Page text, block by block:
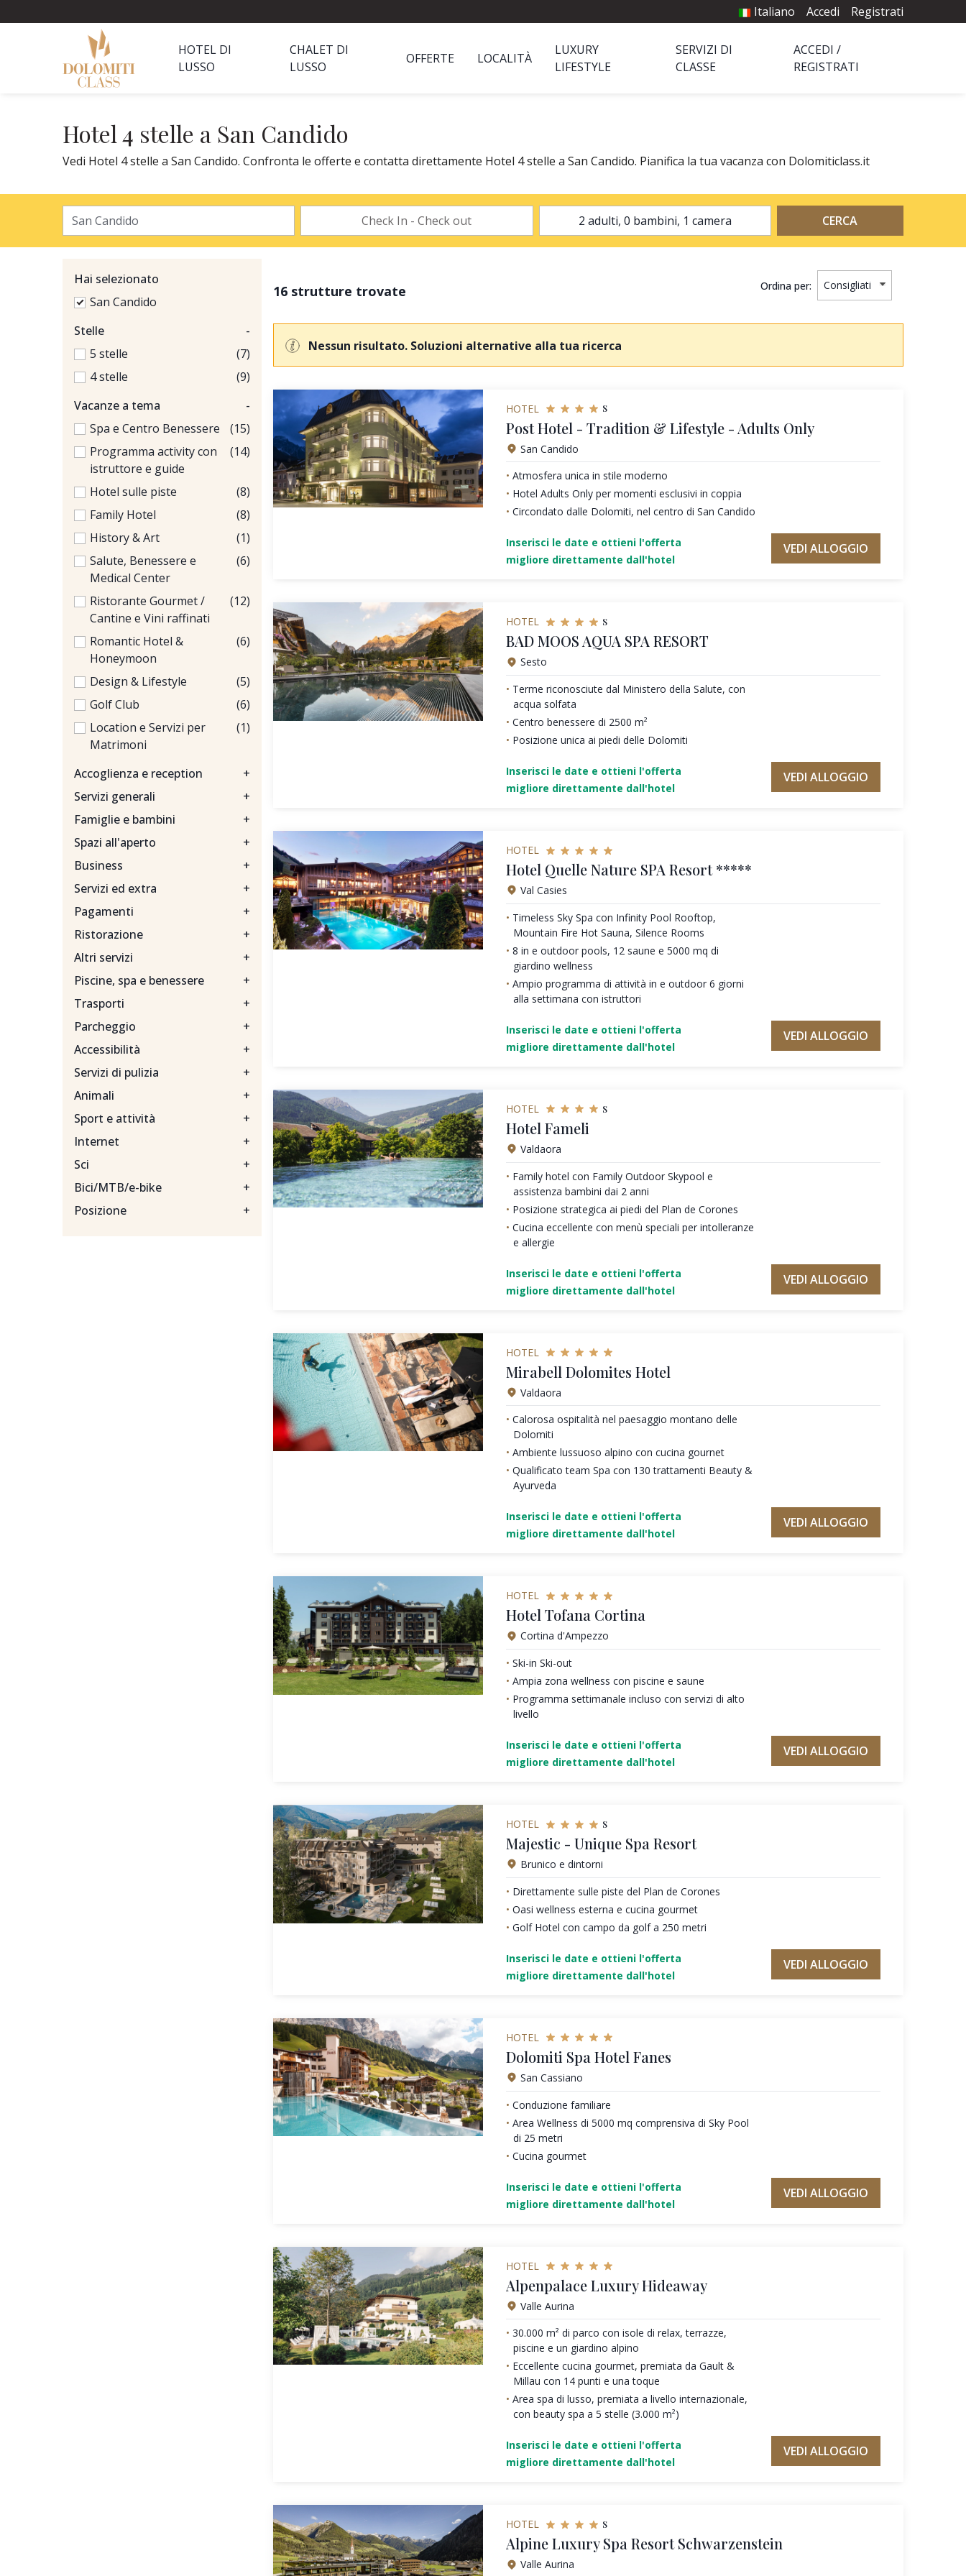
Italiano Accedi Registrati
HOTEL DI
LUSSO
CHALET DI
LUSSO
OFFERTE LOCALITÀ
LUXURY
LIFESTYLE
SERVIZI DI
CLASSE
ACCEDI /
REGISTRATI
Hotel 4 stelle a San Candido
Vedi Hotel 4 stelle a San Candido. Confronta le offerte e contatta direttamente Hotel 4 stelle a San Candido. Pianifica la tua vacanza con Dolomiticlass.it
2 adulti, 0 bambini, 1 camera CERCA
Hai selezionato
San Candido
Stelle
-
5 stelle
(7)
4 stelle
(9)
Vacanze a tema
-
Spa e Centro Benessere
(15)
Programma activity con
istruttore e guide
(14)
Hotel sulle piste
(8)
Family Hotel
(8)
History & Art
(1)
Salute, Benessere e
Medical Center
(6)
Ristorante Gourmet /
Cantine e Vini raffinati
(12)
Romantic Hotel &
Honeymoon
(6)
Design & Lifestyle
(5)
Golf Club
(6)
Location e Servizi per
Matrimoni
(1)
Accoglienza e reception
+
Servizi generali
+
Famiglie e bambini
+
Spazi all'aperto
+
Business
+
Servizi ed extra
+
Pagamenti
+
Ristorazione
+
Altri servizi
+
Piscine, spa e benessere
+
Trasporti
+
Parcheggio
+
Accessibilità
+
Servizi di pulizia
+
Animali
+
Sport e attività
+
Internet
+
Sci
+
Bici/MTB/e-bike
+
Posizione
+
16 strutture trovate Ordina per:
Nessun risultato. Soluzioni alternative alla tua ricerca
HOTEL s
Post Hotel - Tradition & Lifestyle - Adults Only
San Candido
Atmosfera unica in stile moderno
Hotel Adults Only per momenti esclusivi in coppia
Circondato dalle Dolomiti, nel centro di San Candido
Inserisci le date e ottieni l'offerta
migliore direttamente dall'hotel
VEDI ALLOGGIO
HOTEL s
BAD MOOS AQUA SPA RESORT
Sesto
Terme riconosciute dal Ministero della Salute, con
acqua solfata
Centro benessere di 2500 m²
Posizione unica ai piedi delle Dolomiti
Inserisci le date e ottieni l'offerta
migliore direttamente dall'hotel
VEDI ALLOGGIO
HOTEL
Hotel Quelle Nature SPA Resort *****
Val Casies
Timeless Sky Spa con Infinity Pool Rooftop,
Mountain Fire Hot Sauna, Silence Rooms
8 in e outdoor pools, 12 saune e 5000 mq di
giardino wellness
Ampio programma di attività in e outdoor 6 giorni
alla settimana con istruttori
Inserisci le date e ottieni l'offerta
migliore direttamente dall'hotel
VEDI ALLOGGIO
HOTEL s
Hotel Fameli
Valdaora
Family hotel con Family Outdoor Skypool e
assistenza bambini dai 2 anni
Posizione strategica ai piedi del Plan de Corones
Cucina eccellente con menù speciali per intolleranze
e allergie
Inserisci le date e ottieni l'offerta
migliore direttamente dall'hotel
VEDI ALLOGGIO
HOTEL
Mirabell Dolomites Hotel
Valdaora
Calorosa ospitalità nel paesaggio montano delle
Dolomiti
Ambiente lussuoso alpino con cucina gournet
Qualificato team Spa con 130 trattamenti Beauty &
Ayurveda
Inserisci le date e ottieni l'offerta
migliore direttamente dall'hotel
VEDI ALLOGGIO
HOTEL
Hotel Tofana Cortina
Cortina d'Ampezzo
Ski-in Ski-out
Ampia zona wellness con piscine e saune
Programma settimanale incluso con servizi di alto
livello
Inserisci le date e ottieni l'offerta
migliore direttamente dall'hotel
VEDI ALLOGGIO
HOTEL s
Majestic - Unique Spa Resort
Brunico e dintorni
Direttamente sulle piste del Plan de Corones
Oasi wellness esterna e cucina gourmet
Golf Hotel con campo da golf a 250 metri
Inserisci le date e ottieni l'offerta
migliore direttamente dall'hotel
VEDI ALLOGGIO
HOTEL
Dolomiti Spa Hotel Fanes
San Cassiano
Conduzione familiare
Area Wellness di 5000 mq comprensiva di Sky Pool
di 25 metri
Cucina gourmet
Inserisci le date e ottieni l'offerta
migliore direttamente dall'hotel
VEDI ALLOGGIO
HOTEL
Alpenpalace Luxury Hideaway
Valle Aurina
30.000 m² di parco con isole di relax, terrazze,
piscine e un giardino alpino
Eccellente cucina gourmet, premiata da Gault &
Millau con 14 punti e una toque
Area spa di lusso, premiata a livello internazionale,
con beauty spa a 5 stelle (3.000 m²)
Inserisci le date e ottieni l'offerta
migliore direttamente dall'hotel
VEDI ALLOGGIO
HOTEL s
Alpine Luxury Spa Resort Schwarzenstein
Valle Aurina